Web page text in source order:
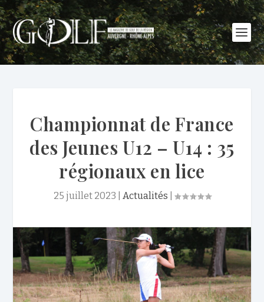
Championnat de France
des Jeunes U12 – U14 : 35
régionaux en lice
25 juillet 2023 Actualités